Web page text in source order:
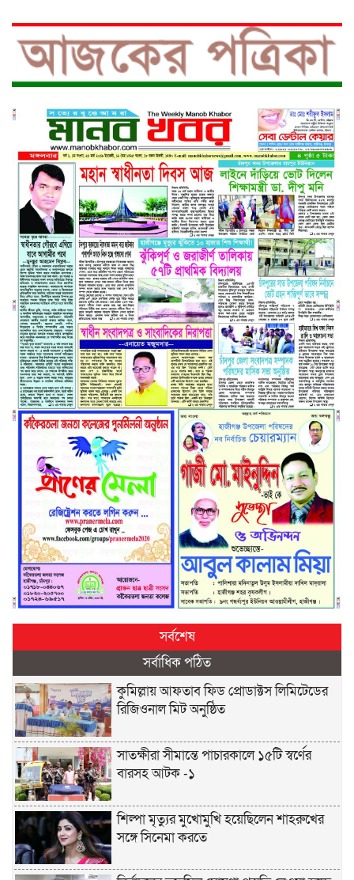
সর্বশেষ
সর্বাধিক পঠিত
কুমিল্লায় আফতাব ফিড প্রোডাক্টস লিমিটেডের
রিজিওনাল মিট অনুষ্ঠিত
সাতক্ষীরা সীমান্তে পাচারকালে ১৫টি স্বর্ণের
বারসহ আটক -১
শিল্পা মৃত্যুর মুখোমুখি হয়েছিলেন শাহরুখের
সঙ্গে সিনেমা করতে